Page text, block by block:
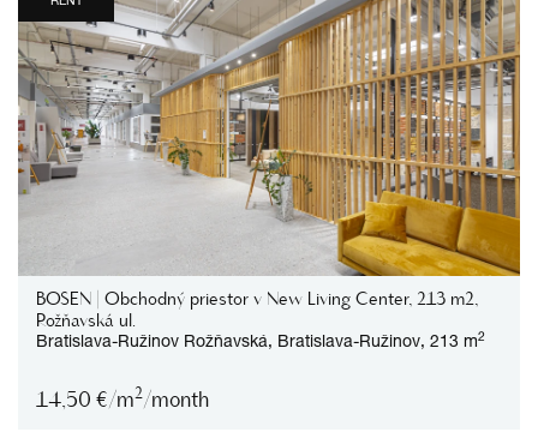
BOSEN | Obchodný priestor v New Living Center, 213 m2,
Rožňavská ul.
Bratislava-Ružinov Rožňavská, Bratislava-Ružinov, 213 m2
14,50 €/m2/month